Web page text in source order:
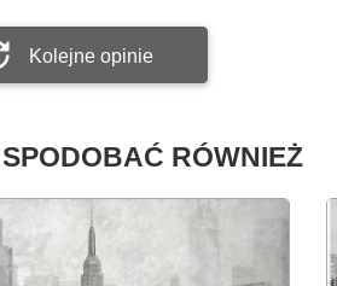
Kolejne opinie
RÓWNIEŻ